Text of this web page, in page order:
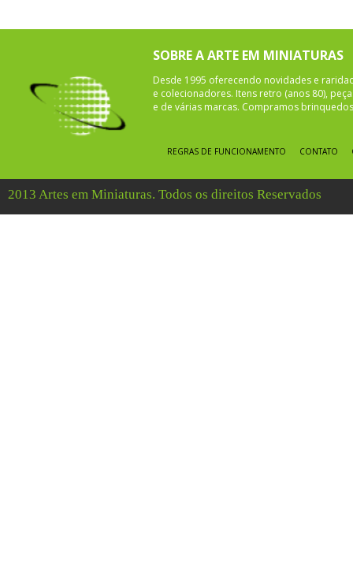
SOBRE A ARTE EM MINIATURAS
Desde 1995 oferecendo novidades e
e colecionadores. Itens retro (anos 80),
e de várias marcas. Compramos
REGRAS DE FUNCIONAMENTO CONTATO
2013 Artes em Miniaturas. Todos os direitos Reservados